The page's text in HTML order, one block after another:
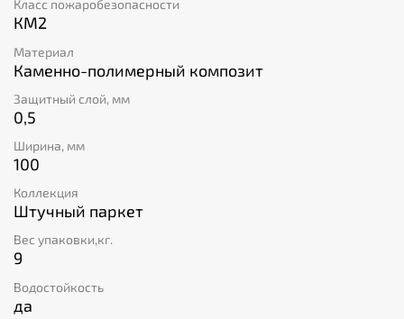
Класс пожаробезопасности
КМ2
Материал
Каменно-полимерный композит
Защитный слой, мм
0,5
Ширина, мм
100
Коллекция
Штучный паркет
Вес упаковки,кг.
9
Водостойкость
да